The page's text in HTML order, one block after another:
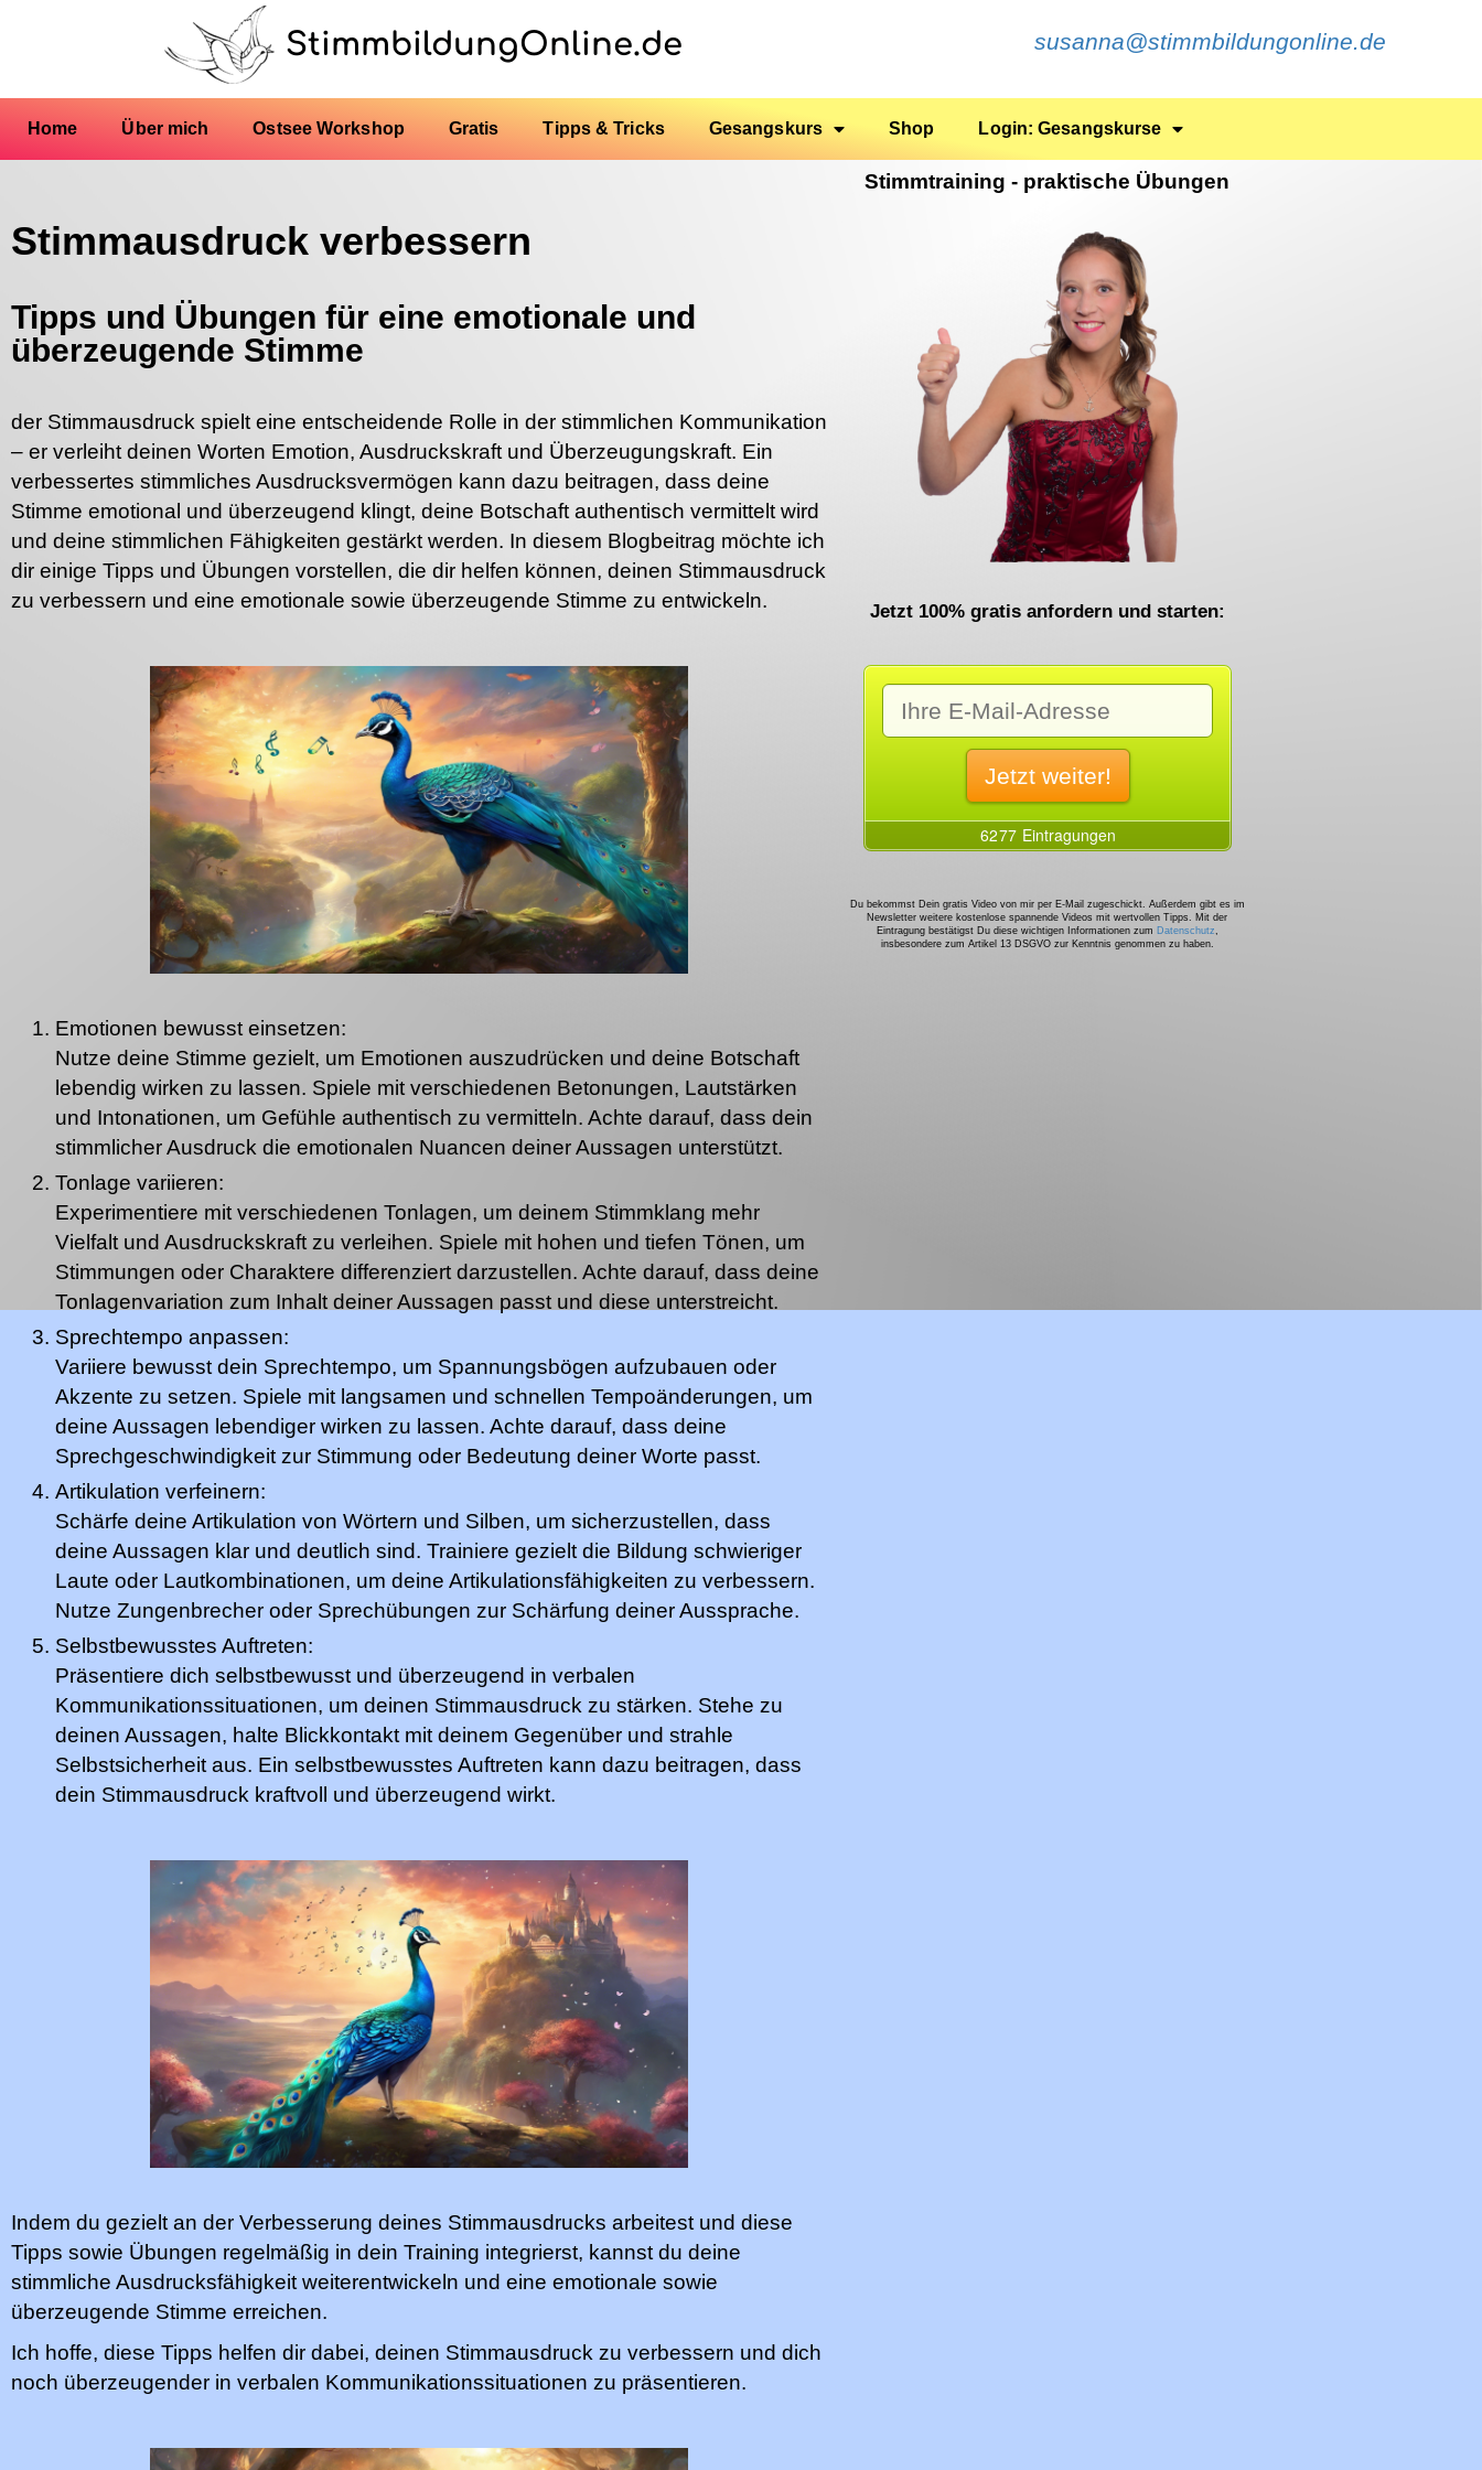
StimmbildungOnline.de susanna@stimmbildungonline.de
Home Über mich Ostsee Workshop Gratis Tipps & Tricks Gesangskurs Shop Login: Gesangskurse
Stimmausdruck verbessern
Tipps und Übungen für eine emotionale und
überzeugende Stimme
der Stimmausdruck spielt eine entscheidende Rolle in der stimmlichen Kommunikation
– er verleiht deinen Worten Emotion, Ausdruckskraft und Überzeugungskraft. Ein
verbessertes stimmliches Ausdrucksvermögen kann dazu beitragen, dass deine
Stimme emotional und überzeugend klingt, deine Botschaft authentisch vermittelt wird
und deine stimmlichen Fähigkeiten gestärkt werden. In diesem Blogbeitrag möchte ich
dir einige Tipps und Übungen vorstellen, die dir helfen können, deinen Stimmausdruck
zu verbessern und eine emotionale sowie überzeugende Stimme zu entwickeln.
Emotionen bewusst einsetzen:
Nutze deine Stimme gezielt, um Emotionen auszudrücken und deine Botschaft
lebendig wirken zu lassen. Spiele mit verschiedenen Betonungen, Lautstärken
und Intonationen, um Gefühle authentisch zu vermitteln. Achte darauf, dass dein
stimmlicher Ausdruck die emotionalen Nuancen deiner Aussagen unterstützt.
Tonlage variieren:
Experimentiere mit verschiedenen Tonlagen, um deinem Stimmklang mehr
Vielfalt und Ausdruckskraft zu verleihen. Spiele mit hohen und tiefen Tönen, um
Stimmungen oder Charaktere differenziert darzustellen. Achte darauf, dass deine
Tonlagenvariation zum Inhalt deiner Aussagen passt und diese unterstreicht.
Sprechtempo anpassen:
Variiere bewusst dein Sprechtempo, um Spannungsbögen aufzubauen oder
Akzente zu setzen. Spiele mit langsamen und schnellen Tempoänderungen, um
deine Aussagen lebendiger wirken zu lassen. Achte darauf, dass deine
Sprechgeschwindigkeit zur Stimmung oder Bedeutung deiner Worte passt.
Artikulation verfeinern:
Schärfe deine Artikulation von Wörtern und Silben, um sicherzustellen, dass
deine Aussagen klar und deutlich sind. Trainiere gezielt die Bildung schwieriger
Laute oder Lautkombinationen, um deine Artikulationsfähigkeiten zu verbessern.
Nutze Zungenbrecher oder Sprechübungen zur Schärfung deiner Aussprache.
Selbstbewusstes Auftreten:
Präsentiere dich selbstbewusst und überzeugend in verbalen
Kommunikationssituationen, um deinen Stimmausdruck zu stärken. Stehe zu
deinen Aussagen, halte Blickkontakt mit deinem Gegenüber und strahle
Selbstsicherheit aus. Ein selbstbewusstes Auftreten kann dazu beitragen, dass
dein Stimmausdruck kraftvoll und überzeugend wirkt.
Indem du gezielt an der Verbesserung deines Stimmausdrucks arbeitest und diese
Tipps sowie Übungen regelmäßig in dein Training integrierst, kannst du deine
stimmliche Ausdrucksfähigkeit weiterentwickeln und eine emotionale sowie
überzeugende Stimme erreichen.
Ich hoffe, diese Tipps helfen dir dabei, deinen Stimmausdruck zu verbessern und dich
noch überzeugender in verbalen Kommunikationssituationen zu präsentieren.
Stimmtraining - praktische Übungen
Jetzt 100% gratis anfordern und starten:
Du bekommst Dein gratis Video von mir per E-Mail zugeschickt. Außerdem gibt es im
Newsletter weitere kostenlose spannende Videos mit wertvollen Tipps. Mit der
Eintragung bestätigst Du diese wichtigen Informationen zum Datenschutz,
insbesondere zum Artikel 13 DSGVO zur Kenntnis genommen zu haben.